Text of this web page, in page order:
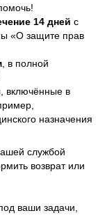
14 дней с
«О защите прав
, в полной
включённые в
назначения
службой
возврат или
ваши задачи,